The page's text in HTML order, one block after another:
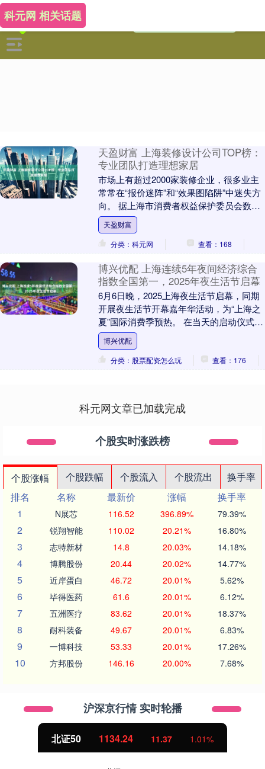
科元网 相关话题
天盈财富 上海装修设计公司TOP榜：
专业团队打造理想家居
市场上有超过2000家装修企业，很多业主
常常在“报价迷阵”和“效果图陷阱”中迷失方
向。 据上海市消费者权益保护委员会数
据，2024年上海家装投诉量达12，368....
天盈财富
分类：科元网
查看：168
博兴优配 上海连续5年夜间经济综合
指数全国第一，2025年夜生活节启幕
6月6日晚，2025上海夜生活节启幕，同期
开展夜生活节开幕嘉年华活动，为“上海之
夏”国际消费季预热。 在当天的启动仪式
上，2025中国城市夜间经济活力指数、
《夜....
博兴优配
分类：股票配资怎么玩
查看：176
科元网文章已加载完成
个股实时涨跌榜
个股涨幅 个股跌幅 个股流入 个股流出
换手率
排名
名称 最新价 涨幅
换手率
1
N展芯 116.52 396.89% 79.39%
2 锐翔智能 110.02 20.21% 16.80%
3 志特新材 14.8 20.03% 14.18%
4 博腾股份 20.44 20.02% 14.77%
5 近岸蛋白 46.72 20.01% 5.62%
6 毕得医药 61.6 20.01% 6.12%
7 五洲医疗 83.62 20.01% 18.37%
8 耐科装备 49.67 20.01% 6.83%
9 一博科技 53.33 20.01% 17.26%
10 方邦股份 146.16 20.00% 7.68%
沪深京行情 实时轮播
北证50 1134.24 11.37 1.01%